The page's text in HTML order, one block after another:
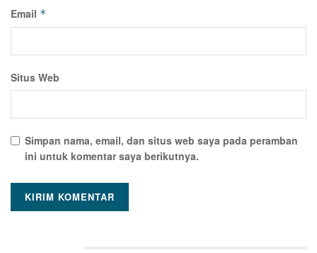
Email *
Situs Web
Simpan nama, email, dan situs web saya pada peramban
ini untuk komentar saya berikutnya.